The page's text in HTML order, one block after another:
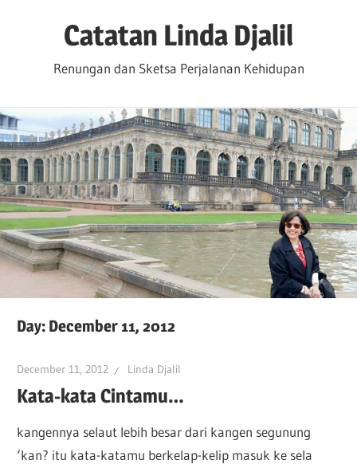
Catatan Linda Djalil
Renungan dan Sketsa Perjalanan Kehidupan
Day: December 11, 2012
December 11, 2012 Linda Djalil
Kata-kata Cintamu…
kangennya selaut lebih besar dari kangen segunung
‘kan? itu kata-katamu berkelap-kelip masuk ke sela